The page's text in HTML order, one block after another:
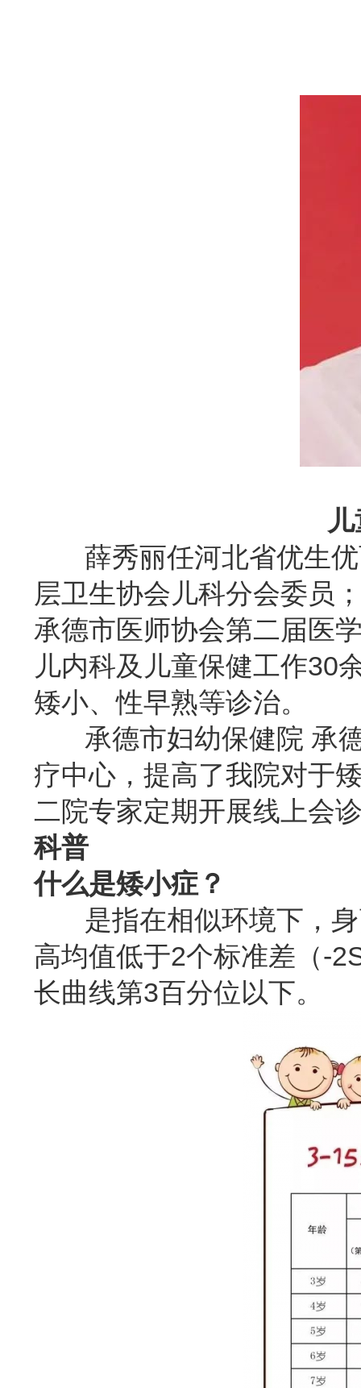
薛秀丽任河北省优生优
层卫生协会儿科分会委员
承德市医师协会第二届医
儿内科及儿童保健工作30
矮小、性早熟等诊治。
承德市妇幼保健院 承德
疗中心，提高了我院对于
二院专家定期开展线上会
科普
什么是矮小症？
是指在相似环境下，身
高均值低于2个标准差（-
长曲线第3百分位以下。